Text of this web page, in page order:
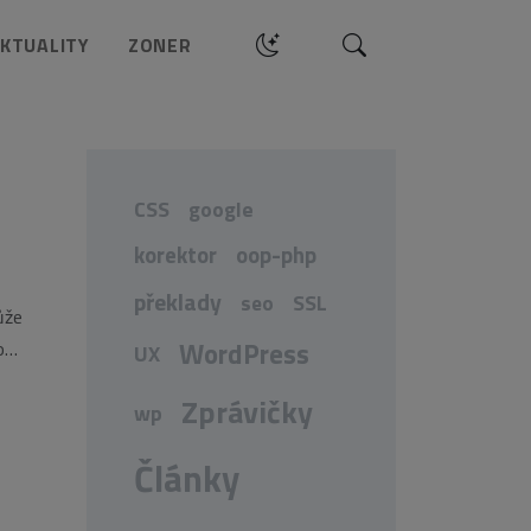
ZONER Hledat
CSS google
korektor oop-php
překlady seo
SSL
UX
WordPress
wp Zprávičky
Články